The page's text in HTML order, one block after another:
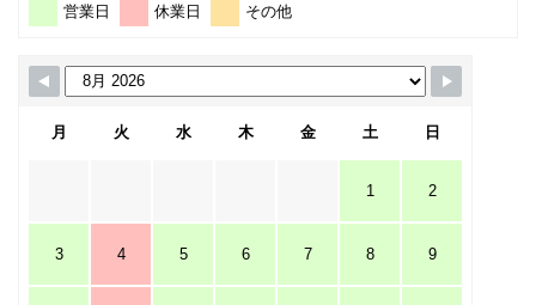
営業日 休業日 その他
月 火 水 木 金 土 日
1 2
3 4 5 6 7 8 9